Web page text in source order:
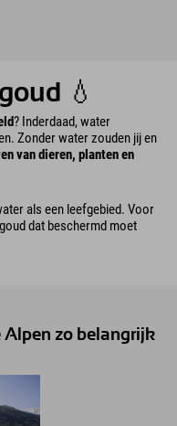
💧
? Inderdaad, water
Zonder water zouden jij en
van dieren, planten en
als een leefgebied. Voor
dat beschermd moet
Alpen zo belangrijk